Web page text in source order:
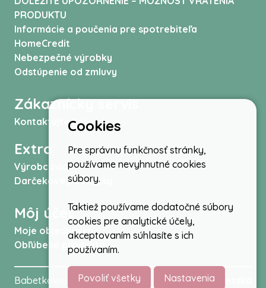
PRODUKTU
Informácie a poučenia pre spotrebiteľa
HomeCredit
Nebezpečné výrobky
Odstúpenie od zmluvy
Zákaznícky servis
Kontaktujte nás
Extra
Výrobcovia
Darčekové poukážky
Môj účet
Moje objednávky
Obľúbené produkty
Babetkovo.sk © 2026 -Kočíky autosedačky,
Cookies
Pre správnu funkčnosť stránky,
používame nevyhnutné cookies
súbory.
Taktiež používame dodatočné súbory
cookies pre analytické účely,
akceptovaním súhlasíte s ich
používaním.
Povoliť všetky Nastavenia